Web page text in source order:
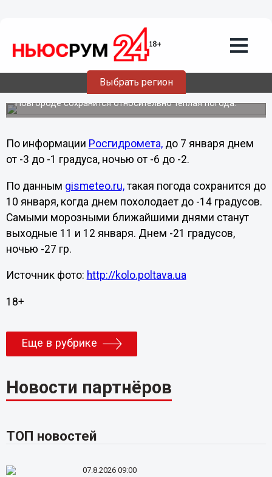
Выбрать регион
31.12.201319:15
Почти 30 градусов мороза ожидается в
Нижнем Новгороде 12 января
В новогодние и рождественские каникулы в Нижнем
Новгороде сохранится относительно теплая погода.
По информации Росгидромета,до 7 января днем
от -3 до -1 градуса, ночью от -6 до -2.
По данным gismeteo.ru,такая погода сохранится до
10 января, когда днем похолодает до -14 градусов.
Самыми морозными ближайшими днями станут
выходные 11 и 12 января. Днем -21 градусов,
ночью -27 гр.
Источник фото: http://kolo.poltava.ua
18+
Еще в рубрике
Новости партнёров
ТОП новостей
07.8.2026 09:00